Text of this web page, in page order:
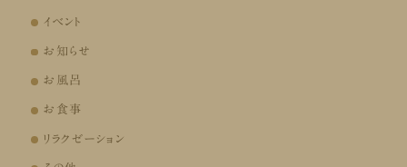
イベント
お知らせ
お風呂
お食事
リラクゼーション